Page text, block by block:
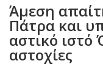
Άμεση
Πάτρα και
αστικό ιστό
αστοχίες